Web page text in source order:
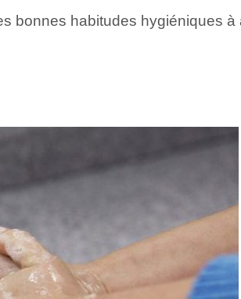
bonnes habitudes hygiéniques à